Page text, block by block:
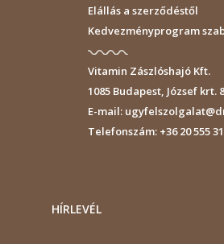
Elállás a szerződéstől
Kedvezményprogram
Vitamin Zászlóshajó Kft.
1085Budapest, József krt.
E-mail:
Telefonszám:+36 20 555
HÍRLEVÉL